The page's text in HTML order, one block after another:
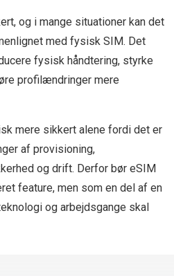
og i mange situationer kan det
med fysisk SIM. Det
fysisk håndtering, styrke
profilændringer mere
mere sikkert alene fordi det er
af provisioning,
og drift. Derfor bør eSIM
feature, men som en del af en
og arbejdsgange skal